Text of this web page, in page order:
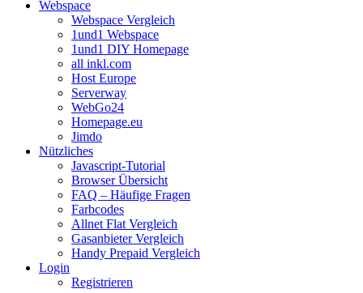
Webspace
Webspace Vergleich
1und1 Webspace
1und1 DIY Homepage
all inkl.com
Host Europe
Serverway
WebGo24
Homepage.eu
Jimdo
Nützliches
Javascript-Tutorial
Browser Übersicht
FAQ – Häufige Fragen
Farbcodes
Allnet Flat Vergleich
Gasanbieter Vergleich
Handy Prepaid Vergleich
Login
Registrieren